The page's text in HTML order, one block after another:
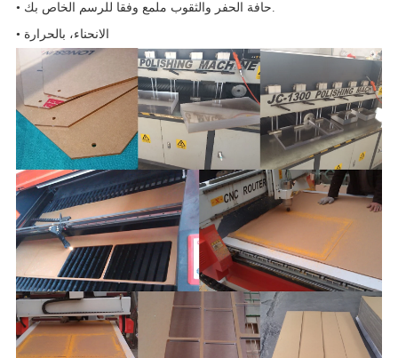
• الانحناء، بالحرارة